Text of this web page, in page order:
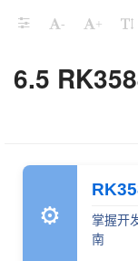
- +
6.5
⚙
掌握开
南